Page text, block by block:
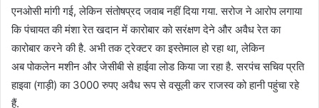
एनओसी मांगी गई, लेकिन संतोषप्रद जवाब नहीं दिया गया. सरोज ने आरोप लगाया
कि पंचायत की मंशा रेत खदान में कारोबार को सरंक्षण देने और अवैध रेत का
कारोबार करने की है. अभी तक ट्रेक्टर का इस्तेमाल हो रहा था, लेकिन
अब पोकलेन मशीन और जेसीबी से हाईवा लोड किया जा रहा है. सरपंच सचिव प्रति
हाइवा (गाड़ी) का 3000 रुपए अवैध रूप से वसूली कर राजस्व को हानी पहुंचा रहे
हैं.